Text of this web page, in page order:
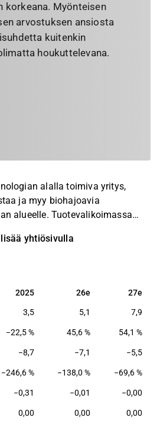
korkeana. Myönteisen
arvostuksen ansiosta
kuitenkin
houkuttelevana.
alalla toimiva yritys,
ja myy biohajoavia
alueelle. Tuotevalikoimassa
voidaan käyttää luu- ja
implanttien asennukseen
Yhdysvalloissa saatu
valmistettu RemeOs™.
tärkein markkina-alue on
yhtiösivulla
2025 26e 27e
2025 26e 27e
3,5 5,1 7,9
−22,5 % 45,6 % 54,1 %
−8,7 −7,1 −5,5
−246,6 % −138,0 % −69,6 %
−0,31 −0,01 −0,00
0,00 0,00 0,00